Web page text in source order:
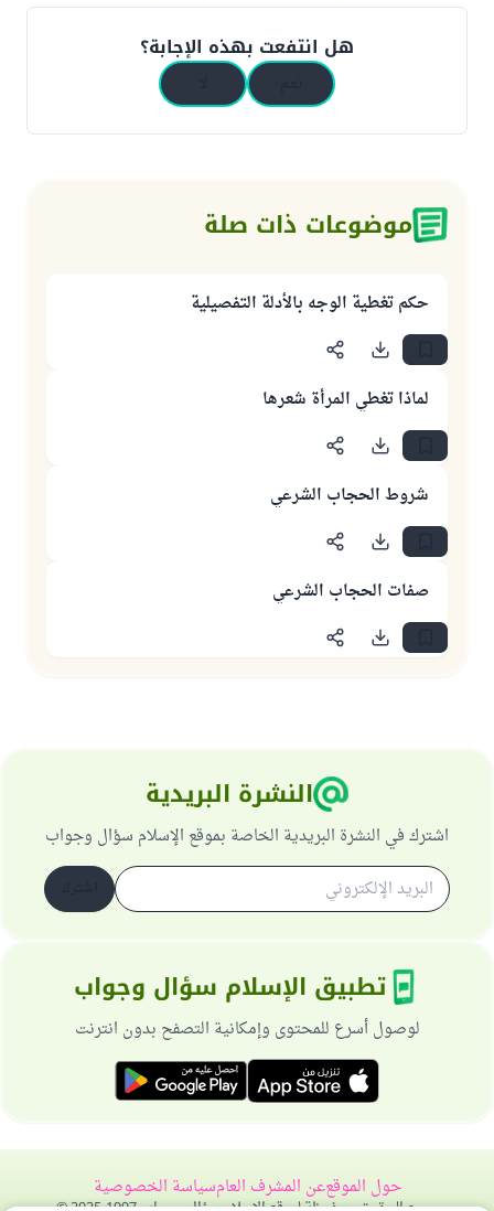
هل انتفعت بهذه الإجابة؟
موضوعات ذات صلة
حكم تغطية الوجه بالأدلة التفصيلية
لماذا تغطي المرأة شعرها
شروط الحجاب الشرعي
صفات الحجاب الشرعي
النشرة البريدية
اشترك في النشرة البريدية الخاصة بموقع الإسلام سؤال وجواب
تطبيق الإسلام سؤال وجواب
لوصول أسرع للمحتوى وإمكانية التصفح بدون انترنت
حول الموقععن المشرف العامسياسة الخصوصية